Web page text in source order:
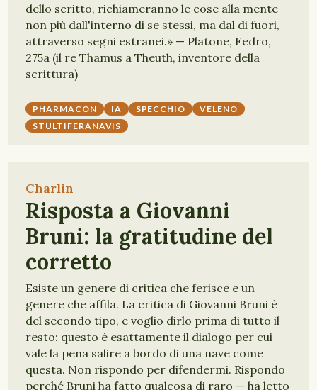
dello scritto, richiameranno le cose alla mente
non più dall'interno di se stessi, ma dal di fuori,
attraverso segni estranei.» — Platone, Fedro,
275a (il re Thamus a Theuth, inventore della
scrittura)
PHARMACON IA SPECCHIO
VELENO
STULTIFERANAVIS
Charlin
Risposta a Giovanni
Bruni: la gratitudine del
corretto
Esiste un genere di critica che ferisce e un
genere che affila. La critica di Giovanni Bruni è
del secondo tipo, e voglio dirlo prima di tutto il
resto: questo è esattamente il dialogo per cui
vale la pena salire a bordo di una nave come
questa. Non rispondo per difendermi. Rispondo
perché Bruni ha fatto qualcosa di raro — ha letto